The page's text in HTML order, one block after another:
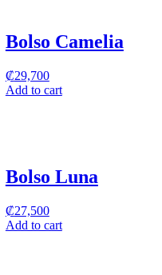
Bolso Camelia
₡29,700
Add to cart
Bolso Luna
₡27,500
Add to cart